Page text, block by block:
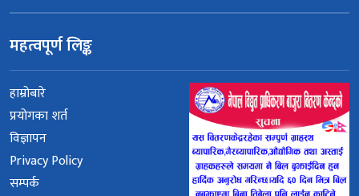
महत्वपूर्ण लिङ्क
हाम्रोबारे
प्रयोगका शर्त
विज्ञापन
Privacy Policy
सम्पर्क